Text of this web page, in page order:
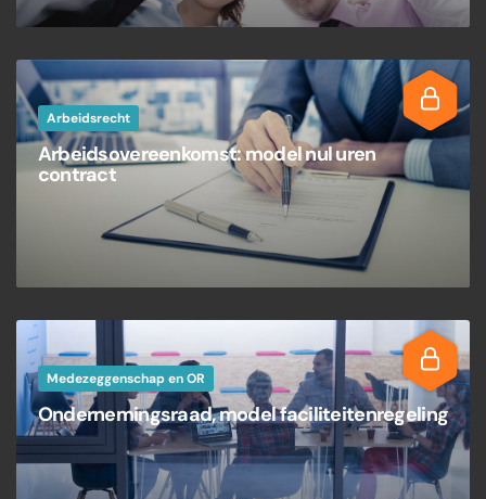
Arbeidsrecht
Arbeidsovereenkomst: model nul uren
contract
Medezeggenschap en OR
Ondernemingsraad, model faciliteitenregeling